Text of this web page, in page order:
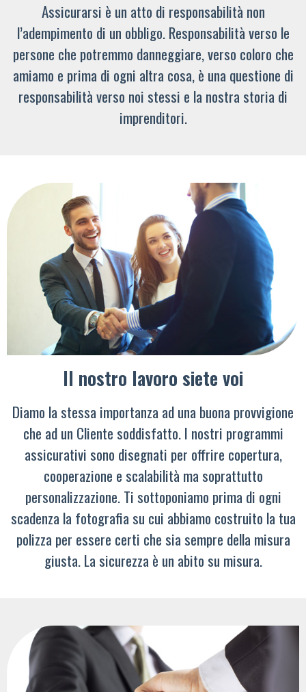
Assicurarsi è un atto di responsabilità non
l’adempimento di un obbligo. Responsabilità verso le
persone che potremmo danneggiare, verso coloro che
amiamo e prima di ogni altra cosa, è una questione di
responsabilità verso noi stessi e la nostra storia di
imprenditori.
Il nostro lavoro siete voi
Diamo la stessa importanza ad una buona provvigione
che ad un Cliente soddisfatto. I nostri programmi
assicurativi sono disegnati per offrire copertura,
cooperazione e scalabilità ma soprattutto
personalizzazione. Ti sottoponiamo prima di ogni
scadenza la fotografia su cui abbiamo costruito la tua
polizza per essere certi che sia sempre della misura
giusta. La sicurezza è un abito su misura.